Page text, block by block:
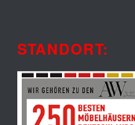
STANDORT: